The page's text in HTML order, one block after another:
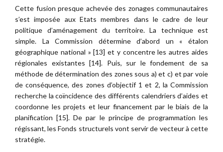
Cette fusion presque achevée des zonages communautaires
s’est imposée aux Etats membres dans le cadre de leur
politique d’aménagement du territoire. La technique est
simple. La Commission détermine d’abord un « étalon
géographique national » [13] et y concentre les autres aides
régionales existantes [14]. Puis, sur le fondement de sa
méthode de détermination des zones sous a) et c) et par voie
de conséquence, des zones d’objectif 1 et 2, la Commission
recherche la coïncidence des différents calendriers d’aides et
coordonne les projets et leur financement par le biais de la
planification [15]. De par le principe de programmation les
régissant, les Fonds structurels vont servir de vecteur à cette
stratégie.